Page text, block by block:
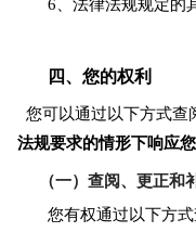
6、法律法规规定的
四、您的权利
您可以通过以下方式查
法规要求的情形下响应
（一）查阅、更正和
您有权通过以下方